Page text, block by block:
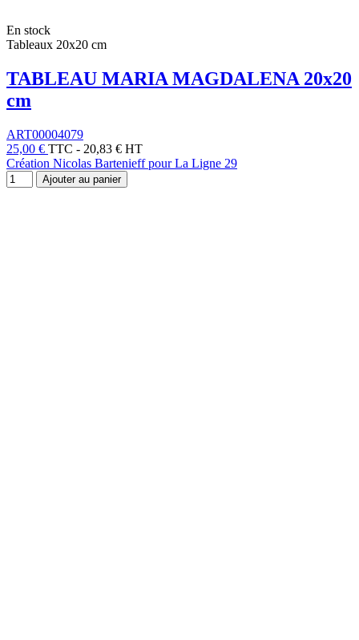
En stock
Tableaux 20x20 cm
TABLEAU MARIA MAGDALENA 20x20
cm
ART00004079
25,00 € TTC - 20,83 € HT
Création Nicolas Bartenieff pour La Ligne 29
Ajouter au panier